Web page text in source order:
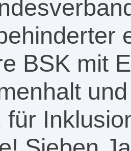
BSK mit
für